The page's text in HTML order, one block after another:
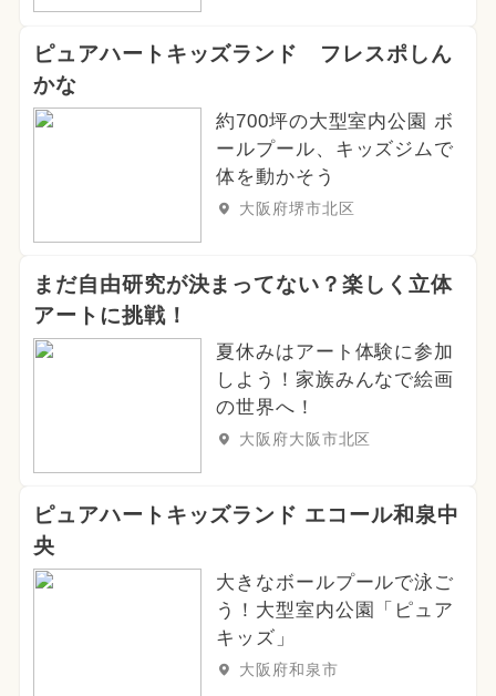
ピュアハートキッズランド フレスポしん
かな
約700坪の大型室内公園 ボ
ールプール、キッズジムで
体を動かそう
大阪府堺市北区
まだ自由研究が決まってない？楽しく立体
アートに挑戦！
夏休みはアート体験に参加
しよう！家族みんなで絵画
の世界へ！
大阪府大阪市北区
ピュアハートキッズランド エコール和泉中
央
大きなボールプールで泳ご
う！大型室内公園「ピュア
キッズ」
大阪府和泉市